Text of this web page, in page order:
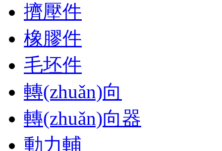
擠壓件
橡膠件
毛坯件
轉(zhuǎn)向
轉(zhuǎn)向器
動力輔